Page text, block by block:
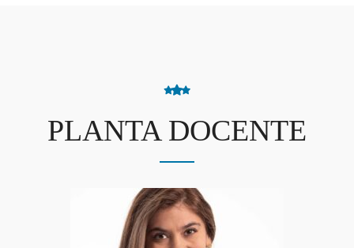
PLANTA DOCENTE